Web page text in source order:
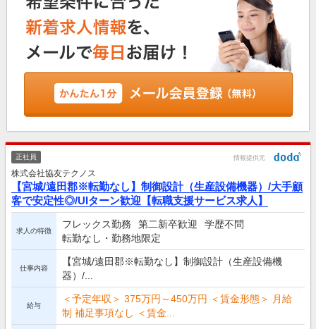
正社員 情報提供元
株式会社協友テクノス
【宮城/遠田郡※転勤なし】制御設計（生産設備機器）/大手顧
客で安定性◎/UIターン歓迎【転職支援サービス求人】
求人の特徴
フレックス勤務 第二新卒歓迎
学歴不問
転勤なし・勤務地限定
仕事内容
【宮城/遠田郡※転勤なし】制御設計（生産設備機
器）/...
給与
＜予定年収＞ 375万円～450万円 ＜賃金形態＞ 月給
制 補足事項なし ＜賃金...